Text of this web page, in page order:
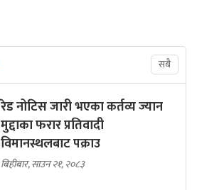
सबै
रेड नोटिस जारी भएका कर्तव्य ज्यान
मुद्दाका फरार प्रतिवादी
विमानस्थलबाट पक्राउ
बिहीबार, साउन २१, २०८३